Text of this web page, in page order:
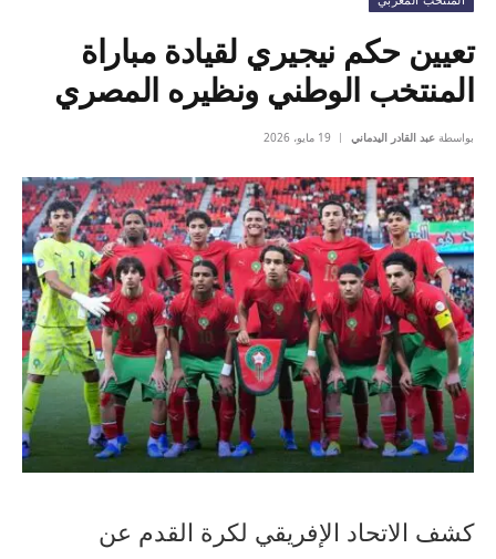
تعيين حكم نيجيري لقيادة مباراة
المنتخب الوطني ونظيره المصري
بواسطة عبد القادر اليدماني 19 مايو، 2026
كشف الاتحاد الإفريقي لكرة القدم عن